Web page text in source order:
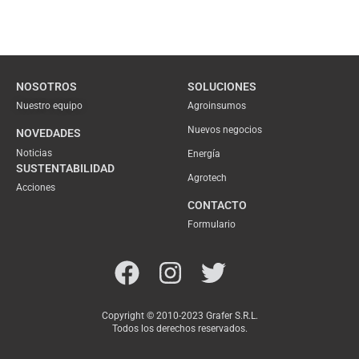
NOSOTROS
Nuestro equipo
NOVEDADES
Noticias
SUSTENTABILIDAD
Acciones
SOLUCIONES
Agroinsumos
Nuevos negocios
Energía
Agrotech
CONTACTO
Formulario
Copyright © 2010-2023 Grafer S.R.L.
Todos los derechos reservados.